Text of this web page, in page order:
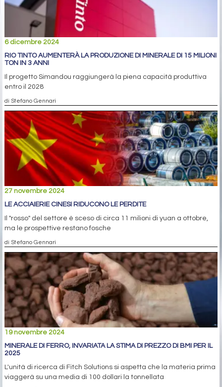
6 dicembre 2024
RIO TINTO AUMENTERÀ LA PRODUZIONE DI MINERALE DI 15 MILIONI
TON IN 3 ANNI
Il progetto Simandou raggiungerà la piena capacità produttiva
entro il 2028
di Stefano Gennari
27 novembre 2024
LE ACCIAIERIE CINESI RIDUCONO LE PERDITE
Il "rosso" del settore è sceso di circa 11 milioni di yuan a ottobre,
ma le prospettive restano fosche
di Stefano Gennari
19 novembre 2024
MINERALE DI FERRO, INVARIATA LA STIMA DI PREZZO DI BMI PER IL
2025
L'unità di ricerca di Fitch Solutions si aspetta che la materia prima
viaggerà su una media di 100 dollari la tonnellata